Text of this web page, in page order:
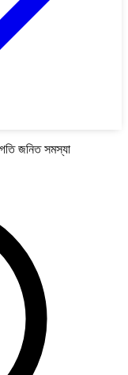
জনিত সমস্যা